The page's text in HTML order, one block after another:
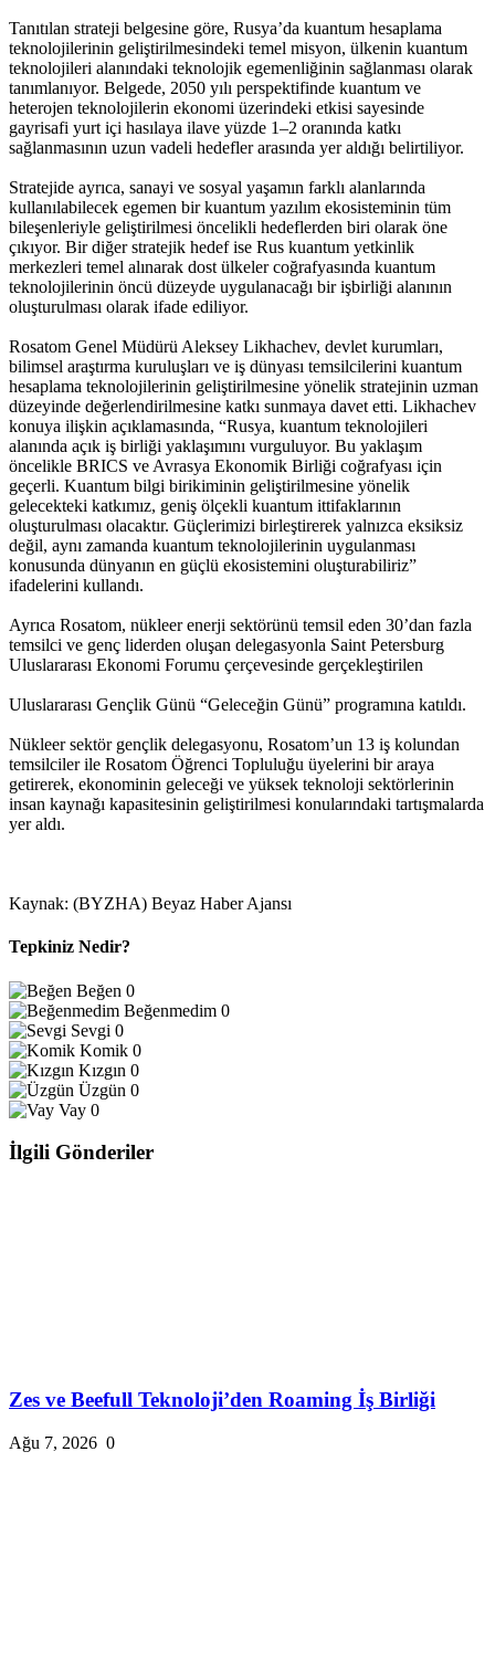
Tanıtılan strateji belgesine göre, Rusya’da kuantum hesaplama
teknolojilerinin geliştirilmesindeki temel misyon, ülkenin kuantum
teknolojileri alanındaki teknolojik egemenliğinin sağlanması olarak
tanımlanıyor. Belgede, 2050 yılı perspektifinde kuantum ve
heterojen teknolojilerin ekonomi üzerindeki etkisi sayesinde
gayrisafi yurt içi hasılaya ilave yüzde 1–2 oranında katkı
sağlanmasının uzun vadeli hedefler arasında yer aldığı belirtiliyor.
Stratejide ayrıca, sanayi ve sosyal yaşamın farklı alanlarında
kullanılabilecek egemen bir kuantum yazılım ekosisteminin tüm
bileşenleriyle geliştirilmesi öncelikli hedeflerden biri olarak öne
çıkıyor. Bir diğer stratejik hedef ise Rus kuantum yetkinlik
merkezleri temel alınarak dost ülkeler coğrafyasında kuantum
teknolojilerinin öncü düzeyde uygulanacağı bir işbirliği alanının
oluşturulması olarak ifade ediliyor.
Rosatom Genel Müdürü Aleksey Likhachev, devlet kurumları,
bilimsel araştırma kuruluşları ve iş dünyası temsilcilerini kuantum
hesaplama teknolojilerinin geliştirilmesine yönelik stratejinin uzman
düzeyinde değerlendirilmesine katkı sunmaya davet etti. Likhachev
konuya ilişkin açıklamasında, “Rusya, kuantum teknolojileri
alanında açık iş birliği yaklaşımını vurguluyor. Bu yaklaşım
öncelikle BRICS ve Avrasya Ekonomik Birliği coğrafyası için
geçerli. Kuantum bilgi birikiminin geliştirilmesine yönelik
gelecekteki katkımız, geniş ölçekli kuantum ittifaklarının
oluşturulması olacaktır. Güçlerimizi birleştirerek yalnızca eksiksiz
değil, aynı zamanda kuantum teknolojilerinin uygulanması
konusunda dünyanın en güçlü ekosistemini oluşturabiliriz”
ifadelerini kullandı.
Ayrıca Rosatom, nükleer enerji sektörünü temsil eden 30’dan fazla
temsilci ve genç liderden oluşan delegasyonla Saint Petersburg
Uluslararası Ekonomi Forumu çerçevesinde gerçekleştirilen
Uluslararası Gençlik Günü “Geleceğin Günü” programına katıldı.
Nükleer sektör gençlik delegasyonu, Rosatom’un 13 iş kolundan
temsilciler ile Rosatom Öğrenci Topluluğu üyelerini bir araya
getirerek, ekonominin geleceği ve yüksek teknoloji sektörlerinin
insan kaynağı kapasitesinin geliştirilmesi konularındaki tartışmalarda
yer aldı.
Kaynak: (BYZHA) Beyaz Haber Ajansı
Tepkiniz Nedir?
Beğen 0
Beğenmedim 0
Sevgi 0
Komik 0
Kızgın 0
Üzgün 0
Vay 0
İlgili Gönderiler
Zes ve Beefull Teknoloji’den Roaming İş Birliği
Ağu 7, 2026 0